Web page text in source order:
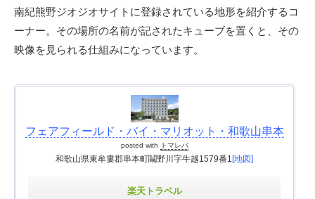
南紀熊野ジオジオサイトに登録されている地形を紹介するコ
ーナー。その場所の名前が記されたキューブを置くと、その
映像を見られる仕組みになっています。
フェアフィールド・バイ・マリオット・和歌山串本
posted with トマレバ
和歌山県東牟婁郡串本町鬮野川字牛越1579番1[地図]
楽天トラベル